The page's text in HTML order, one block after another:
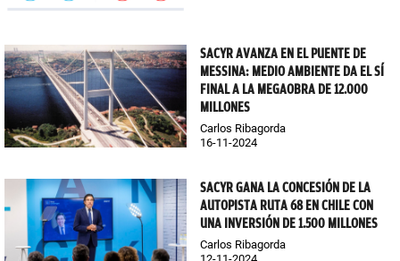
SACYR AVANZA EN EL PUENTE DE
MESSINA: MEDIO AMBIENTE DA EL SÍ
FINAL A LA MEGAOBRA DE 12.000
MILLONES
Carlos Ribagorda
16-11-2024
SACYR GANA LA CONCESIÓN DE LA
AUTOPISTA RUTA 68 EN CHILE CON
UNA INVERSIÓN DE 1.500 MILLONES
Carlos Ribagorda